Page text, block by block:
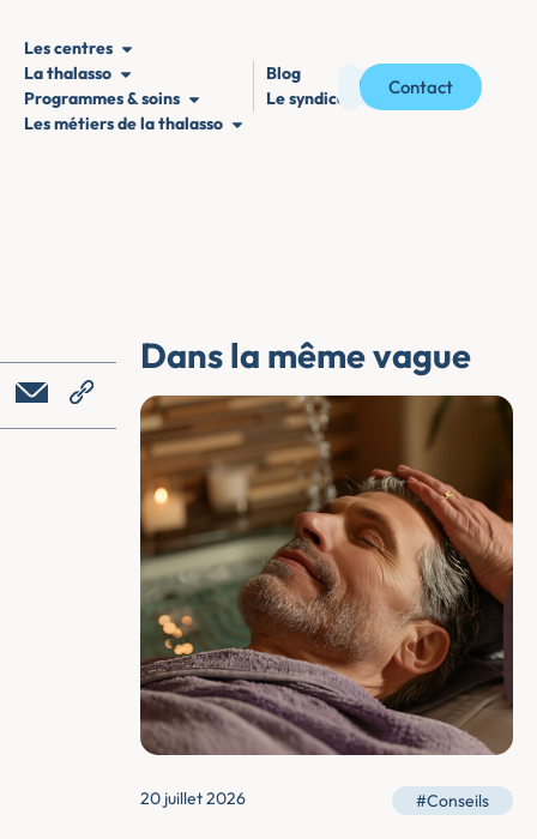
Les centres
La thalasso
Programmes & soins
Les métiers de la thalasso
Blog
Le syndicat
Contact
Dans la même vague
20 juillet 2026 #Conseils